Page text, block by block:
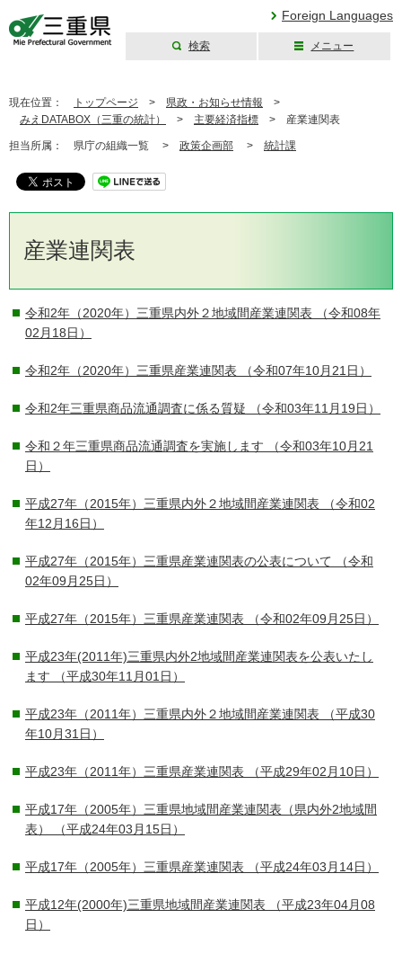
Foreign Languages
検索 メニュー
現在位置： トップページ > 県政・お知らせ情報 >
みえDATABOX（三重の統計）
> 主要経済指標 > 産業連関表
担当所属： 県庁の組織一覧 > 政策企画部 > 統計課
産業連関表
令和2年（2020年）三重県内外２地域間産業連関表 （令和08年
02月18日）
令和2年（2020年）三重県産業連関表 （令和07年10月21日）
令和2年三重県商品流通調査に係る質疑 （令和03年11月19日）
令和２年三重県商品流通調査を実施します （令和03年10月21
日）
平成27年（2015年）三重県内外２地域間産業連関表 （令和02
年12月16日）
平成27年（2015年）三重県産業連関表の公表について （令和
02年09月25日）
平成27年（2015年）三重県産業連関表 （令和02年09月25日）
平成23年(2011年)三重県内外2地域間産業連関表を公表いたし
ます （平成30年11月01日）
平成23年（2011年）三重県内外２地域間産業連関表 （平成30
年10月31日）
平成23年（2011年）三重県産業連関表 （平成29年02月10日）
平成17年（2005年）三重県地域間産業連関表（県内外2地域間
表）
（平成24年03月15日）
平成17年（2005年）三重県産業連関表 （平成24年03月14日）
平成12年(2000年)三重県地域間産業連関表 （平成23年04月08
日）